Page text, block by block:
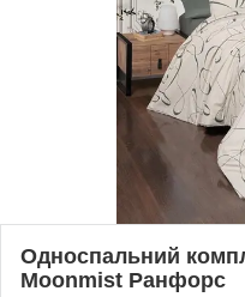
Односпальний
Moonmist Ранфорс